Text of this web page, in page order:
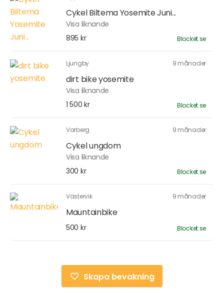
Cykel Biltema Yosemite Juni...
Visa liknande
895 kr
Blocket.se
Ljungby 9 månader
dirt bike yosemite
Visa liknande
1 500 kr
Blocket.se
Varberg 9 månader
Cykel ungdom
Visa liknande
300 kr
Blocket.se
Västervik 9 månader
Mauntainbike
500 kr Blocket.se
Skapa bevakning